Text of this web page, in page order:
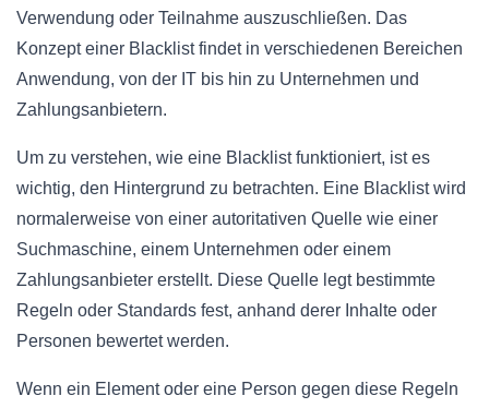
Verwendung oder Teilnahme auszuschließen. Das
Konzept einer Blacklist findet in verschiedenen Bereichen
Anwendung, von der IT bis hin zu Unternehmen und
Zahlungsanbietern.
Um zu verstehen, wie eine Blacklist funktioniert, ist es
wichtig, den Hintergrund zu betrachten. Eine Blacklist wird
normalerweise von einer autoritativen Quelle wie einer
Suchmaschine, einem Unternehmen oder einem
Zahlungsanbieter erstellt. Diese Quelle legt bestimmte
Regeln oder Standards fest, anhand derer Inhalte oder
Personen bewertet werden.
Wenn ein Element oder eine Person gegen diese Regeln